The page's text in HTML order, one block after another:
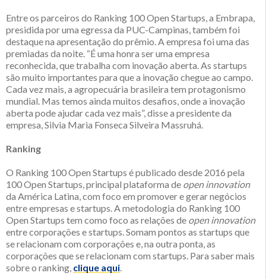
Entre os parceiros do Ranking 100 Open Startups, a Embrapa,
presidida por uma egressa da PUC-Campinas, também foi
destaque na apresentação do prêmio. A empresa foi uma das
premiadas da noite. “É uma honra ser uma empresa
reconhecida, que trabalha com inovação aberta. As startups
são muito importantes para que a inovação chegue ao campo.
Cada vez mais, a agropecuária brasileira tem protagonismo
mundial. Mas temos ainda muitos desafios, onde a inovação
aberta pode ajudar cada vez mais”, disse a presidente da
empresa, Silvia Maria Fonseca Silveira Massruhá.
Ranking
O Ranking 100 Open Startups é publicado desde 2016 pela
100 Open Startups, principal plataforma de open innovation
da América Latina, com foco em promover e gerar negócios
entre empresas e startups. A metodologia do Ranking 100
Open Startups tem como foco as relações de open innovation
entre corporações e startups. Somam pontos as startups que
se relacionam com corporações e, na outra ponta, as
corporações que se relacionam com startups. Para saber mais
sobre o ranking, clique aqui.